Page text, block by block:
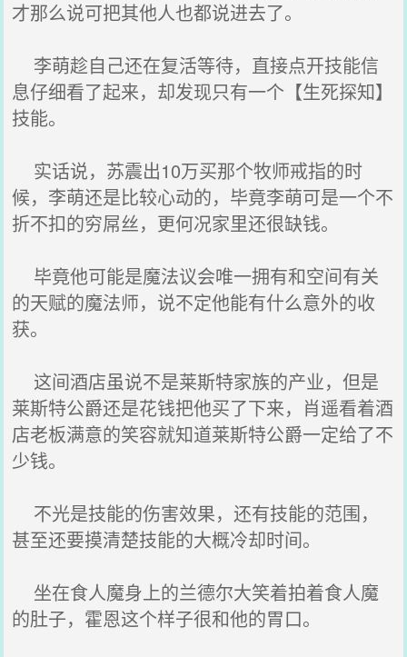
才那么说可把其他人也都说进去了。
李萌趁自己还在复活等待，直接点开技能信
息仔细看了起来，却发现只有一个【生死探知】
技能。
实话说，苏震出10万买那个牧师戒指的时
候，李萌还是比较心动的，毕竟李萌可是一个不
折不扣的穷屌丝，更何况家里还很缺钱。
毕竟他可能是魔法议会唯一拥有和空间有关
的天赋的魔法师，说不定他能有什么意外的收
获。
这间酒店虽说不是莱斯特家族的产业，但是
莱斯特公爵还是花钱把他买了下来，肖遥看着酒
店老板满意的笑容就知道莱斯特公爵一定给了不
少钱。
不光是技能的伤害效果，还有技能的范围，
甚至还要摸清楚技能的大概冷却时间。
坐在食人魔身上的兰德尔大笑着拍着食人魔
的肚子，霍恩这个样子很和他的胃口。